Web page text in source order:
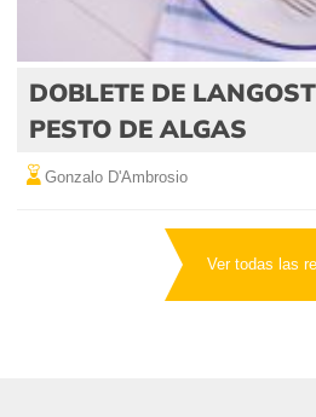
DOBLETE DE
PESTO DE ALGAS
Gonzalo D'Ambrosio
Ver todas las